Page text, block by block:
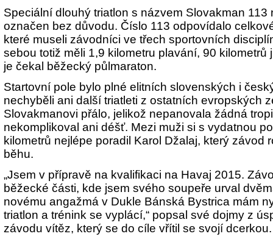
Speciální dlouhý triatlon s názvem Slovakman
označen bez důvodu. Číslo 113 odpovídalo
které museli závodníci ve třech sportovních
sebou totiž měli 1,9 kilometru plavání, 90 kilometrů
je čekal běžecký půlmaraton.
Startovní pole bylo plné elitních slovenských i
nechyběli ani další triatleti z ostatních evropských
Slovakmanovi přálo, jelikož nepanovala žádná
nekomplikoval ani déšť. Mezi muži si s vydatnou
kilometrů nejlépe poradil Karol Džalaj, který závod
běhu.
„Jsem v přípravě na kvalifikaci na Havaj 2015.
běžecké části, kde jsem svého soupeře urval
novému angažmá v Dukle Bánská Bystrica mám
triatlon a trénink se vyplácí,“ popsal své dojmy z
závodu vítěz, který se do cíle vřítil se svojí dcerkou.